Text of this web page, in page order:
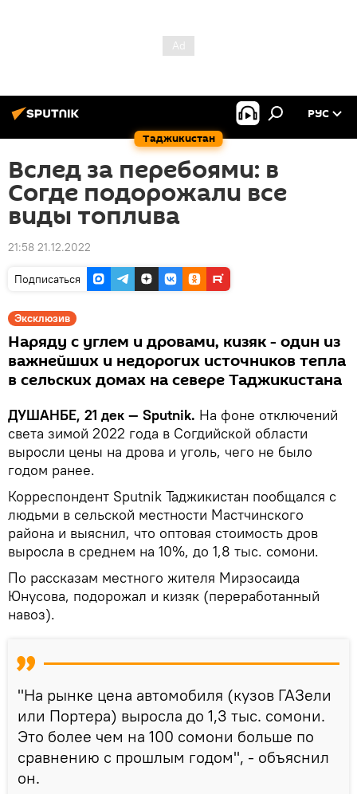
Таджикистан
РУС
Вслед за перебоями: в
Согде подорожали все
виды топлива
21:58 21.12.2022
Подписаться
Эксклюзив
Наряду с углем и дровами, кизяк - один из
важнейших и недорогих источников тепла
в сельских домах на севере Таджикистана
ДУШАНБЕ, 21 дек — Sputnik. На фоне отключений
света зимой 2022 года в Согдийской области
выросли цены на дрова и уголь, чего не было
годом ранее.
Корреспондент Sputnik Таджикистан пообщался с
людьми в сельской местности Мастчинского
района и выяснил, что оптовая стоимость дров
выросла в среднем на 10%, до 1,8 тыс. сомони.
По рассказам местного жителя Мирзосаида
Юнусова, подорожал и кизяк (переработанный
навоз).
"На рынке цена автомобиля (кузов ГАЗели
или Портера) выросла до 1,3 тыс. сомони.
Это более чем на 100 сомони больше по
сравнению с прошлым годом", - объяснил
он.